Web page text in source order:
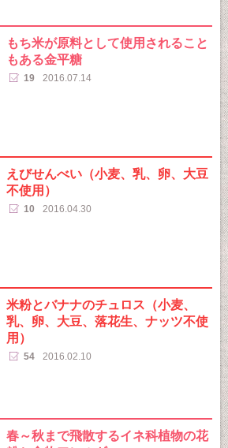
もち米が原料として使用されること
もある金平糖
19 2016.07.14
えびせんべい（小麦、乳、卵、大豆
不使用）
10 2016.04.30
米粉とバナナのチュロス（小麦、
乳、卵、大豆、落花生、ナッツ不使
用）
54 2016.02.10
春～秋まで飛散するイネ科植物の花